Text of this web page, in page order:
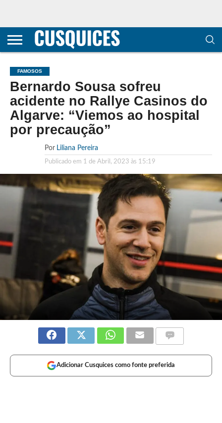
CONTACTOS
HOME
POLÍTICA DE
E COOKIES
SOBRE
TERMOS E
TRANSPARÊNCIA
METODOLOGIA
FAMOSOS
Bernardo Sousa sofreu
acidente no Rallye Casinos do
Algarve: “Viemos ao hospital
por precaução”
Por Liliana Pereira
Publicado em 1 de Abril, 2023 às 15:19
Adicionar Cusquices como fonte preferida